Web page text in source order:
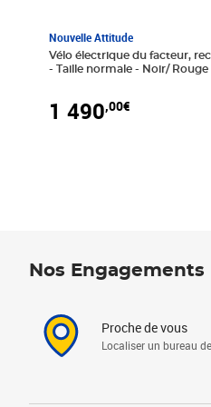
Nouvelle Attitude
Vélo électrique du facteur,
- Taille normale - Noir/ Rouge
1 490,00€
Nos Engagements
Proche de vous
Localiser un bureau